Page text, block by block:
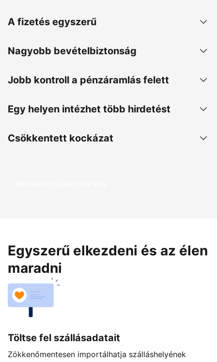
A fizetés egyszerű
Nagyobb bevételbiztonság
Jobb kontroll a pénzáramlás felett
Egy helyen intézhet több hirdetést
Csökkentett kockázat
Keressen többet már ma
Egyszerű elkezdeni és az élen
maradni
Töltse fel szállásadatait
Zökkenőmentesen importálhatja szálláshelyének